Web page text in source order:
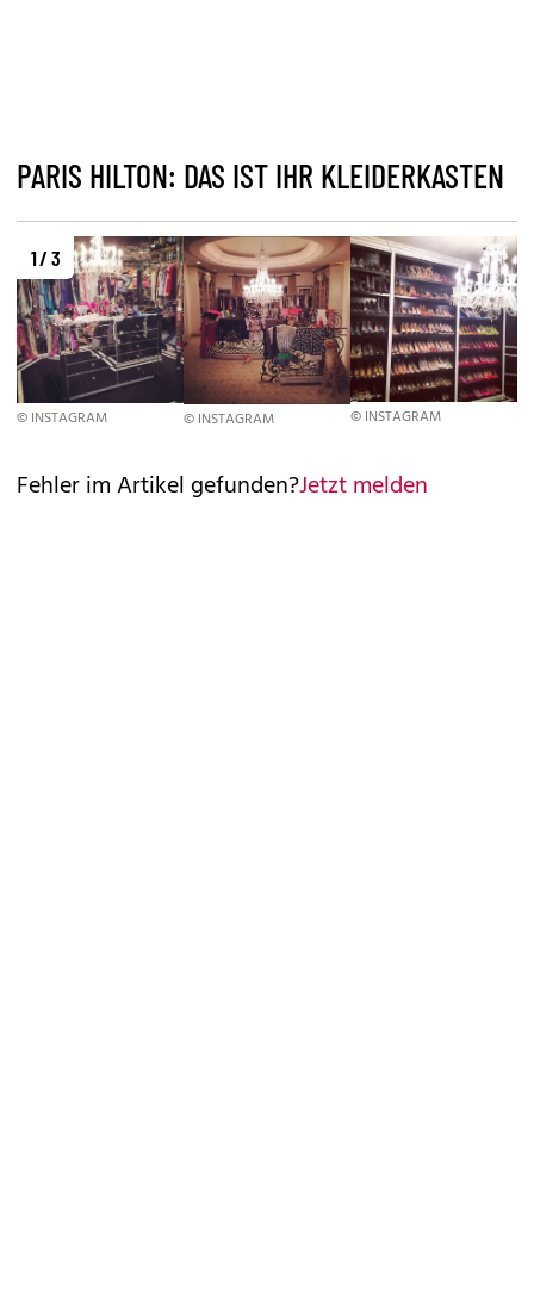
PARIS HILTON: DAS IST IHR KLEIDERKASTEN
1 / 3
© INSTAGRAM © INSTAGRAM © INSTAGRAM
Fehler im Artikel gefunden?Jetzt melden